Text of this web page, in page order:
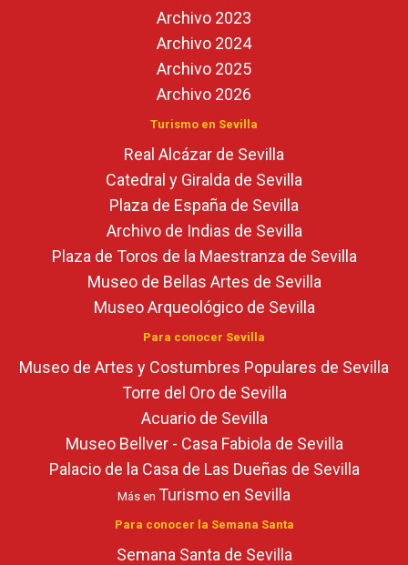
Archivo 2023
Archivo 2024
Archivo 2025
Archivo 2026
Turismo en Sevilla
Real Alcázar de Sevilla
Catedral y Giralda de Sevilla
Plaza de España de Sevilla
Archivo de Indias de Sevilla
Plaza de Toros de la Maestranza de Sevilla
Museo de Bellas Artes de Sevilla
Museo Arqueológico de Sevilla
Para conocer Sevilla
Museo de Artes y Costumbres Populares de Sevilla
Torre del Oro de Sevilla
Acuario de Sevilla
Museo Bellver - Casa Fabiola de Sevilla
Palacio de la Casa de Las Dueñas de Sevilla
Más en Turismo en Sevilla
Para conocer la Semana Santa
Semana Santa de Sevilla